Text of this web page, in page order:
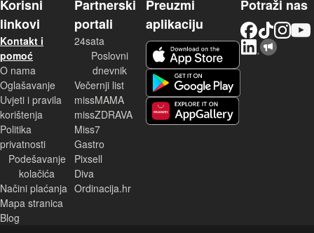
Korisni
linkovi
Kontakt i
pomoć
O nama
Oglašavanje
Uvjeti i pravila
korištenja
Politika
privatnosti
Podešavanje
kolačića
Načini plaćanja
Mapa stranica
Blog
Partnerski
portali
24sata
Poslovni
dnevnik
Večernji list
missMAMA
missZDRAVA
Miss7
Gastro
Pixsell
Diva
Ordinacija.hr
Preuzmi
aplikaciju
Potraži nas